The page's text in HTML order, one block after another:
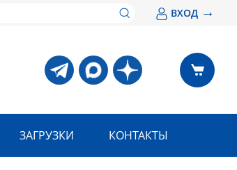
ВХОД →
ЗАГРУЗКИ КОНТАКТЫ